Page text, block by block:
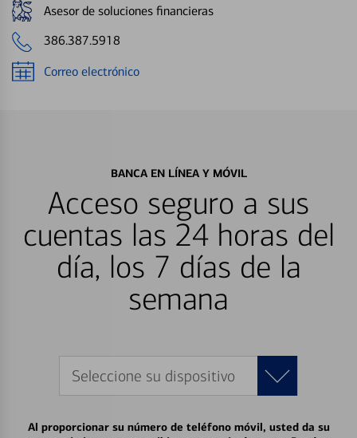
Asesor de soluciones financieras
386.387.5918
Correo electrónico
BANCA EN LÍNEA Y MÓVIL
Acceso seguro a sus
cuentas las 24 horas del
día, los 7 días de la
semana
Seleccione su dispositivo
Al proporcionar su número de teléfono móvil, usted da su